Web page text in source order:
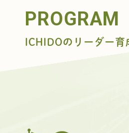
PROGRAM
ICHIDOのリーダー育